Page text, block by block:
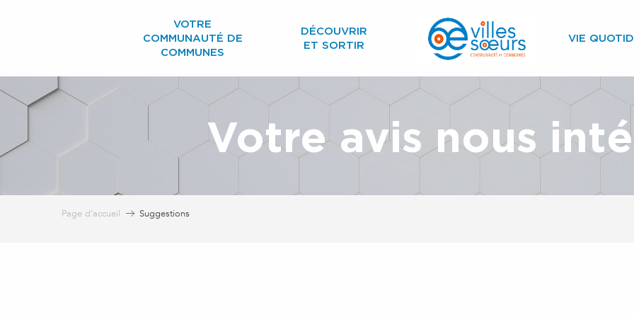
VOTRE
COMMUNAUTÉ DE
COMMUNES
DÉCOUVRIR
ET SORTIR
VIE
Votre avis nous
Page d’accueil Suggestions